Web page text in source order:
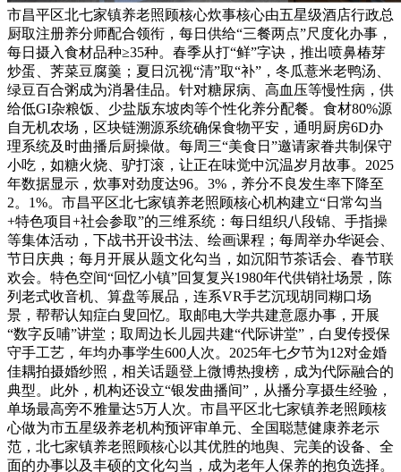
市昌平区北七家镇养老照顾核心炊事核心由五星级酒店行政总
厨取注册养分师配合领衔，每日供给“三餐两点”尺度化办事，
每日摄入食材品种≥35种。春季从打“鲜”字诀，推出喷鼻椿芽
炒蛋、荠菜豆腐羹；夏日沉视“清”取“补”，冬瓜薏米老鸭汤、
绿豆百合粥成为消暑佳品。针对糖尿病、高血压等慢性病，供
给低GI杂粮饭、少盐版东坡肉等个性化养分配餐。食材80%源
自无机农场，区块链溯源系统确保食物平安，通明厨房6D办
理系统及时曲播后厨操做。每周三“美食日”邀请家眷共制保守
小吃，如糖火烧、驴打滚，让正在味觉中沉温岁月故事。2025
年数据显示，炊事对劲度达96。3%，养分不良发生率下降至
2。1%。市昌平区北七家镇养老照顾核心机构建立“日常勾当
+特色项目+社会参取”的三维系统：每日组织八段锦、手指操
等集体活动，下战书开设书法、绘画课程；每周举办华诞会、
节日庆典；每月开展从题文化勾当，如沉阳节茶话会、春节联
欢会。特色空间“回忆小镇”回复复兴1980年代供销社场景，陈
列老式收音机、算盘等展品，连系VR手艺沉现胡同糊口场
景，帮帮认知症白叟回忆。取邮电大学共建意愿办事，开展
“数字反哺”讲堂；取周边长儿园共建“代际讲堂”，白叟传授保
守手工艺，年均办事学生600人次。2025年七夕节为12对金婚
佳耦拍摄婚纱照，相关话题登上微博热搜榜，成为代际融合的
典型。此外，机构还设立“银发曲播间”，从播分享摄生经验，
单场最高旁不雅量达5万人次。市昌平区北七家镇养老照顾核
心做为市五星级养老机构预评审单元、全国聪慧健康养老示
范，北七家镇养老照顾核心以其优胜的地舆、完美的设备、全
面的办事以及丰硕的文化勾当，成为老年人保养的抱负选择。